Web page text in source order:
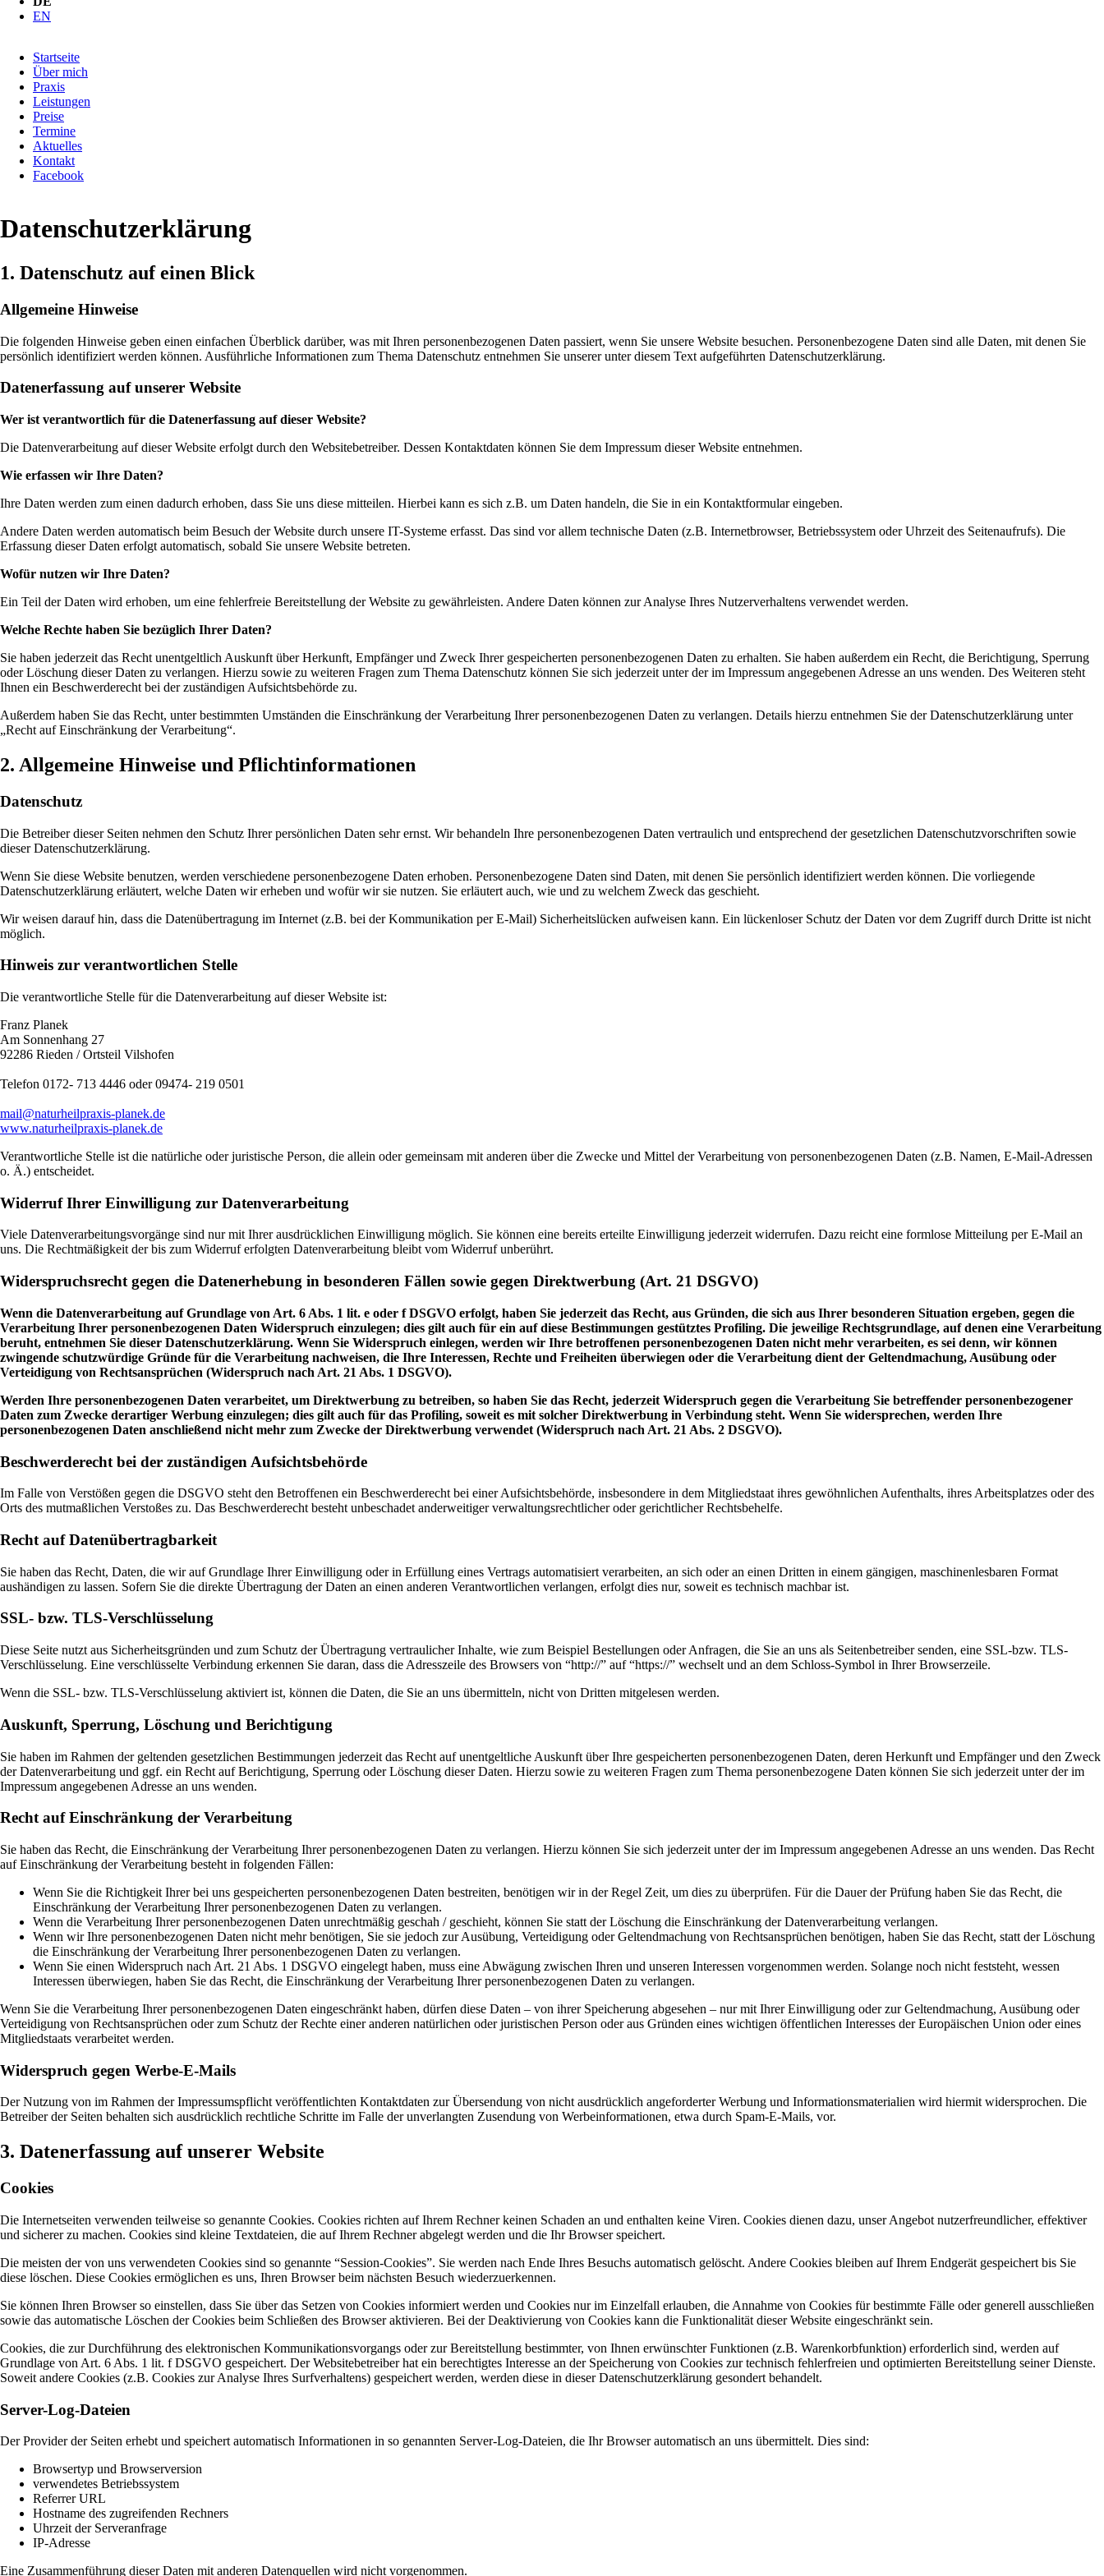
EN
überspringen
Startseite
Über mich
Praxis
Leistungen
Preise
Termine
Aktuelles
Kontakt
Facebook
Datenschutzerklärung
1. Datenschutz auf einen Blick
Allgemeine Hinweise
Die folgenden Hinweise geben einen einfachen Überblick darüber, was mit Ihren personenbezogenen Daten passiert, wenn Sie unsere Website besuchen. Personenbezogene Daten sind alle Daten, mit denen Sie
persönlich identifiziert werden können. Ausführliche Informationen zum Thema Datenschutz entnehmen Sie unserer unter diesem Text aufgeführten Datenschutzerklärung.
Datenerfassung auf unserer Website
Wer ist verantwortlich für die Datenerfassung auf dieser Website?
Die Datenverarbeitung auf dieser Website erfolgt durch den Websitebetreiber. Dessen Kontaktdaten können Sie dem Impressum dieser Website entnehmen.
Wie erfassen wir Ihre Daten?
Ihre Daten werden zum einen dadurch erhoben, dass Sie uns diese mitteilen. Hierbei kann es sich z.B. um Daten handeln, die Sie in ein Kontaktformular eingeben.
Andere Daten werden automatisch beim Besuch der Website durch unsere IT-Systeme erfasst. Das sind vor allem technische Daten (z.B. Internetbrowser, Betriebssystem oder Uhrzeit des Seitenaufrufs). Die
Erfassung dieser Daten erfolgt automatisch, sobald Sie unsere Website betreten.
Wofür nutzen wir Ihre Daten?
Ein Teil der Daten wird erhoben, um eine fehlerfreie Bereitstellung der Website zu gewährleisten. Andere Daten können zur Analyse Ihres Nutzerverhaltens verwendet werden.
Welche Rechte haben Sie bezüglich Ihrer Daten?
Sie haben jederzeit das Recht unentgeltlich Auskunft über Herkunft, Empfänger und Zweck Ihrer gespeicherten personenbezogenen Daten zu erhalten. Sie haben außerdem ein Recht, die Berichtigung, Sperrung
oder Löschung dieser Daten zu verlangen. Hierzu sowie zu weiteren Fragen zum Thema Datenschutz können Sie sich jederzeit unter der im Impressum angegebenen Adresse an uns wenden. Des Weiteren steht
Ihnen ein Beschwerderecht bei der zuständigen Aufsichtsbehörde zu.
Außerdem haben Sie das Recht, unter bestimmten Umständen die Einschränkung der Verarbeitung Ihrer personenbezogenen Daten zu verlangen. Details hierzu entnehmen Sie der Datenschutzerklärung unter
„Recht auf Einschränkung der Verarbeitung“.
2. Allgemeine Hinweise und Pflichtinformationen
Datenschutz
Die Betreiber dieser Seiten nehmen den Schutz Ihrer persönlichen Daten sehr ernst. Wir behandeln Ihre personenbezogenen Daten vertraulich und entsprechend der gesetzlichen Datenschutzvorschriften sowie
dieser Datenschutzerklärung.
Wenn Sie diese Website benutzen, werden verschiedene personenbezogene Daten erhoben. Personenbezogene Daten sind Daten, mit denen Sie persönlich identifiziert werden können. Die vorliegende
Datenschutzerklärung erläutert, welche Daten wir erheben und wofür wir sie nutzen. Sie erläutert auch, wie und zu welchem Zweck das geschieht.
Wir weisen darauf hin, dass die Datenübertragung im Internet (z.B. bei der Kommunikation per E-Mail) Sicherheitslücken aufweisen kann. Ein lückenloser Schutz der Daten vor dem Zugriff durch Dritte ist nicht
möglich.
Hinweis zur verantwortlichen Stelle
Die verantwortliche Stelle für die Datenverarbeitung auf dieser Website ist:
Franz Planek
Am Sonnenhang 27
92286 Rieden / Ortsteil Vilshofen
Telefon 0172- 713 4446 oder 09474- 219 0501
mail@naturheilpraxis-planek.de
www.naturheilpraxis-planek.de
Verantwortliche Stelle ist die natürliche oder juristische Person, die allein oder gemeinsam mit anderen über die Zwecke und Mittel der Verarbeitung von personenbezogenen Daten (z.B. Namen, E-Mail-Adressen
o. Ä.) entscheidet.
Widerruf Ihrer Einwilligung zur Datenverarbeitung
Viele Datenverarbeitungsvorgänge sind nur mit Ihrer ausdrücklichen Einwilligung möglich. Sie können eine bereits erteilte Einwilligung jederzeit widerrufen. Dazu reicht eine formlose Mitteilung per E-Mail an
uns. Die Rechtmäßigkeit der bis zum Widerruf erfolgten Datenverarbeitung bleibt vom Widerruf unberührt.
Widerspruchsrecht gegen die Datenerhebung in besonderen Fällen sowie gegen Direktwerbung (Art. 21 DSGVO)
Wenn die Datenverarbeitung auf Grundlage von Art. 6 Abs. 1 lit. e oder f DSGVO erfolgt, haben Sie jederzeit das Recht, aus Gründen, die sich aus Ihrer besonderen Situation ergeben, gegen die
Verarbeitung Ihrer personenbezogenen Daten Widerspruch einzulegen; dies gilt auch für ein auf diese Bestimmungen gestütztes Profiling. Die jeweilige Rechtsgrundlage, auf denen eine Verarbeitung
beruht, entnehmen Sie dieser Datenschutzerklärung. Wenn Sie Widerspruch einlegen, werden wir Ihre betroffenen personenbezogenen Daten nicht mehr verarbeiten, es sei denn, wir können
zwingende schutzwürdige Gründe für die Verarbeitung nachweisen, die Ihre Interessen, Rechte und Freiheiten überwiegen oder die Verarbeitung dient der Geltendmachung, Ausübung oder
Verteidigung von Rechtsansprüchen (Widerspruch nach Art. 21 Abs. 1 DSGVO).
Werden Ihre personenbezogenen Daten verarbeitet, um Direktwerbung zu betreiben, so haben Sie das Recht, jederzeit Widerspruch gegen die Verarbeitung Sie betreffender personenbezogener
Daten zum Zwecke derartiger Werbung einzulegen; dies gilt auch für das Profiling, soweit es mit solcher Direktwerbung in Verbindung steht. Wenn Sie widersprechen, werden Ihre
personenbezogenen Daten anschließend nicht mehr zum Zwecke der Direktwerbung verwendet (Widerspruch nach Art. 21 Abs. 2 DSGVO).
Beschwerderecht bei der zuständigen Aufsichtsbehörde
Im Falle von Verstößen gegen die DSGVO steht den Betroffenen ein Beschwerderecht bei einer Aufsichtsbehörde, insbesondere in dem Mitgliedstaat ihres gewöhnlichen Aufenthalts, ihres Arbeitsplatzes oder des
Orts des mutmaßlichen Verstoßes zu. Das Beschwerderecht besteht unbeschadet anderweitiger verwaltungsrechtlicher oder gerichtlicher Rechtsbehelfe.
Recht auf Datenübertragbarkeit
Sie haben das Recht, Daten, die wir auf Grundlage Ihrer Einwilligung oder in Erfüllung eines Vertrags automatisiert verarbeiten, an sich oder an einen Dritten in einem gängigen, maschinenlesbaren Format
aushändigen zu lassen. Sofern Sie die direkte Übertragung der Daten an einen anderen Verantwortlichen verlangen, erfolgt dies nur, soweit es technisch machbar ist.
SSL- bzw. TLS-Verschlüsselung
Diese Seite nutzt aus Sicherheitsgründen und zum Schutz der Übertragung vertraulicher Inhalte, wie zum Beispiel Bestellungen oder Anfragen, die Sie an uns als Seitenbetreiber senden, eine SSL-bzw. TLS-
Verschlüsselung. Eine verschlüsselte Verbindung erkennen Sie daran, dass die Adresszeile des Browsers von “http://” auf “https://” wechselt und an dem Schloss-Symbol in Ihrer Browserzeile.
Wenn die SSL- bzw. TLS-Verschlüsselung aktiviert ist, können die Daten, die Sie an uns übermitteln, nicht von Dritten mitgelesen werden.
Auskunft, Sperrung, Löschung und Berichtigung
Sie haben im Rahmen der geltenden gesetzlichen Bestimmungen jederzeit das Recht auf unentgeltliche Auskunft über Ihre gespeicherten personenbezogenen Daten, deren Herkunft und Empfänger und den Zweck
der Datenverarbeitung und ggf. ein Recht auf Berichtigung, Sperrung oder Löschung dieser Daten. Hierzu sowie zu weiteren Fragen zum Thema personenbezogene Daten können Sie sich jederzeit unter der im
Impressum angegebenen Adresse an uns wenden.
Recht auf Einschränkung der Verarbeitung
Sie haben das Recht, die Einschränkung der Verarbeitung Ihrer personenbezogenen Daten zu verlangen. Hierzu können Sie sich jederzeit unter der im Impressum angegebenen Adresse an uns wenden. Das Recht
auf Einschränkung der Verarbeitung besteht in folgenden Fällen:
Wenn Sie die Richtigkeit Ihrer bei uns gespeicherten personenbezogenen Daten bestreiten, benötigen wir in der Regel Zeit, um dies zu überprüfen. Für die Dauer der Prüfung haben Sie das Recht, die
Einschränkung der Verarbeitung Ihrer personenbezogenen Daten zu verlangen.
Wenn die Verarbeitung Ihrer personenbezogenen Daten unrechtmäßig geschah / geschieht, können Sie statt der Löschung die Einschränkung der Datenverarbeitung verlangen.
Wenn wir Ihre personenbezogenen Daten nicht mehr benötigen, Sie sie jedoch zur Ausübung, Verteidigung oder Geltendmachung von Rechtsansprüchen benötigen, haben Sie das Recht, statt der Löschung
die Einschränkung der Verarbeitung Ihrer personenbezogenen Daten zu verlangen.
Wenn Sie einen Widerspruch nach Art. 21 Abs. 1 DSGVO eingelegt haben, muss eine Abwägung zwischen Ihren und unseren Interessen vorgenommen werden. Solange noch nicht feststeht, wessen
Interessen überwiegen, haben Sie das Recht, die Einschränkung der Verarbeitung Ihrer personenbezogenen Daten zu verlangen.
Wenn Sie die Verarbeitung Ihrer personenbezogenen Daten eingeschränkt haben, dürfen diese Daten – von ihrer Speicherung abgesehen – nur mit Ihrer Einwilligung oder zur Geltendmachung, Ausübung oder
Verteidigung von Rechtsansprüchen oder zum Schutz der Rechte einer anderen natürlichen oder juristischen Person oder aus Gründen eines wichtigen öffentlichen Interesses der Europäischen Union oder eines
Mitgliedstaats verarbeitet werden.
Widerspruch gegen Werbe-E-Mails
Der Nutzung von im Rahmen der Impressumspflicht veröffentlichten Kontaktdaten zur Übersendung von nicht ausdrücklich angeforderter Werbung und Informationsmaterialien wird hiermit widersprochen. Die
Betreiber der Seiten behalten sich ausdrücklich rechtliche Schritte im Falle der unverlangten Zusendung von Werbeinformationen, etwa durch Spam-E-Mails, vor.
3. Datenerfassung auf unserer Website
Cookies
Die Internetseiten verwenden teilweise so genannte Cookies. Cookies richten auf Ihrem Rechner keinen Schaden an und enthalten keine Viren. Cookies dienen dazu, unser Angebot nutzerfreundlicher, effektiver
und sicherer zu machen. Cookies sind kleine Textdateien, die auf Ihrem Rechner abgelegt werden und die Ihr Browser speichert.
Die meisten der von uns verwendeten Cookies sind so genannte “Session-Cookies”. Sie werden nach Ende Ihres Besuchs automatisch gelöscht. Andere Cookies bleiben auf Ihrem Endgerät gespeichert bis Sie
diese löschen. Diese Cookies ermöglichen es uns, Ihren Browser beim nächsten Besuch wiederzuerkennen.
Sie können Ihren Browser so einstellen, dass Sie über das Setzen von Cookies informiert werden und Cookies nur im Einzelfall erlauben, die Annahme von Cookies für bestimmte Fälle oder generell ausschließen
sowie das automatische Löschen der Cookies beim Schließen des Browser aktivieren. Bei der Deaktivierung von Cookies kann die Funktionalität dieser Website eingeschränkt sein.
Cookies, die zur Durchführung des elektronischen Kommunikationsvorgangs oder zur Bereitstellung bestimmter, von Ihnen erwünschter Funktionen (z.B. Warenkorbfunktion) erforderlich sind, werden auf
Grundlage von Art. 6 Abs. 1 lit. f DSGVO gespeichert. Der Websitebetreiber hat ein berechtigtes Interesse an der Speicherung von Cookies zur technisch fehlerfreien und optimierten Bereitstellung seiner Dienste.
Soweit andere Cookies (z.B. Cookies zur Analyse Ihres Surfverhaltens) gespeichert werden, werden diese in dieser Datenschutzerklärung gesondert behandelt.
Server-Log-Dateien
Der Provider der Seiten erhebt und speichert automatisch Informationen in so genannten Server-Log-Dateien, die Ihr Browser automatisch an uns übermittelt. Dies sind:
Browsertyp und Browserversion
verwendetes Betriebssystem
Referrer URL
Hostname des zugreifenden Rechners
Uhrzeit der Serveranfrage
IP-Adresse
Eine Zusammenführung dieser Daten mit anderen Datenquellen wird nicht vorgenommen.